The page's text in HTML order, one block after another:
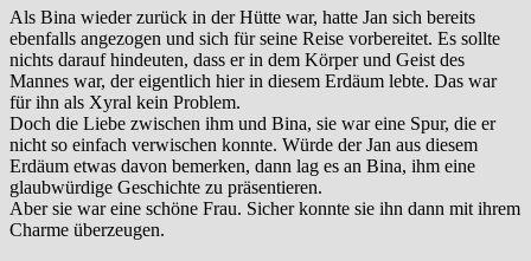
Als Bina wieder zurück in der Hütte war, hatte Jan sich bereits
ebenfalls angezogen und sich für seine Reise vorbereitet. Es sollte
nichts darauf hindeuten, dass er in dem Körper und Geist des
Mannes war, der eigentlich hier in diesem Erdäum lebte. Das war
für ihn als Xyral kein Problem.
Doch die Liebe zwischen ihm und Bina, sie war eine Spur, die er
nicht so einfach verwischen konnte. Würde der Jan aus diesem
Erdäum etwas davon bemerken, dann lag es an Bina, ihm eine
glaubwürdige Geschichte zu präsentieren.
Aber sie war eine schöne Frau. Sicher konnte sie ihn dann mit ihrem
Charme überzeugen.